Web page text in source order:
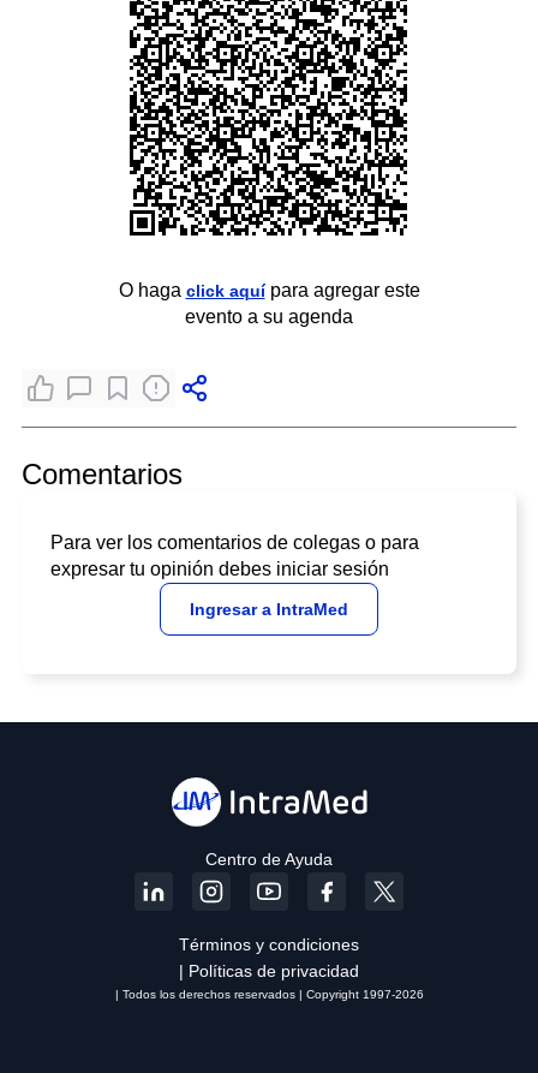
O haga click aquípara agregar este
evento a su agenda
Comentarios
Para ver los comentarios de colegas o para
expresar tu opinión debes iniciar sesión
Ingresar a IntraMed
Centro de Ayuda
Términos y condiciones
| Políticas de privacidad
| Todos los derechos reservados | Copyright 1997-2026